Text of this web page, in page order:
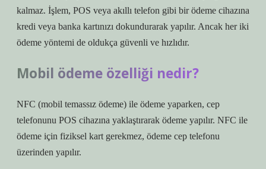
kalmaz. İşlem, POS veya akıllı telefon gibi bir ödeme cihazına
kredi veya banka kartınızı dokundurarak yapılır. Ancak her iki
ödeme yöntemi de oldukça güvenli ve hızlıdır.
Mobil ödeme özelliği nedir?
NFC (mobil temassız ödeme) ile ödeme yaparken, cep
telefonunu POS cihazına yaklaştırarak ödeme yapılır. NFC ile
ödeme için fiziksel kart gerekmez, ödeme cep telefonu
üzerinden yapılır.